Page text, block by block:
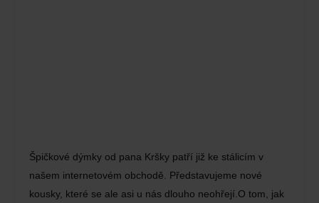
Špičkové dýmky od pana Kršky patří již ke stálicím v
našem internetovém obchodě. Představujeme nové
kousky, které se ale asi u nás dlouho neohřejí.O tom, jak